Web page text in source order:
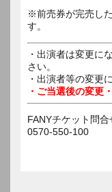
※前売券が完売し
す。
・出演者は変更に
さい。
・出演者等の変更
・ご当選後の変更
FANYチケット問
0570-550-100